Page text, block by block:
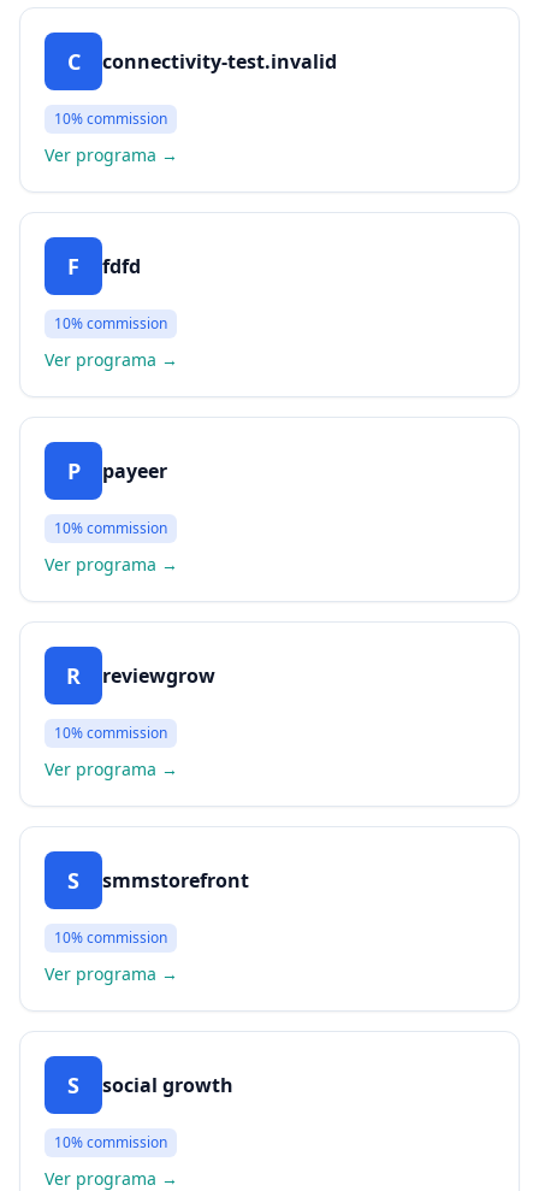
C connectivity-test.invalid
10%commission
Ver programa →
F fdfd
10%commission
Ver programa →
P payeer
10%commission
Ver programa →
R reviewgrow
10%commission
Ver programa →
S smmstorefront
10%commission
Ver programa →
S social growth
10%commission
Ver programa →